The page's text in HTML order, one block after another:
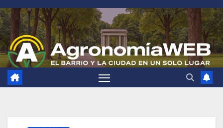
Saltar
al
contenido